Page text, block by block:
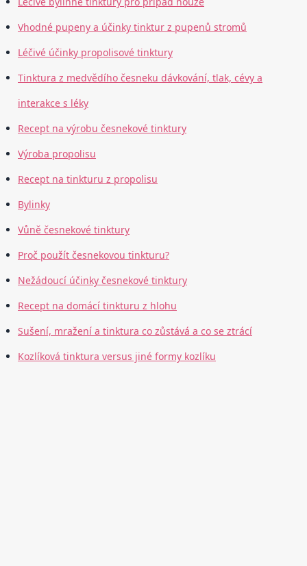
Vhodné pupeny a účinky tinktur z pupenů stromů
Léčivé účinky propolisové tinktury
Tinktura z medvědího česneku dávkování, tlak, cévy a
interakce s léky
Recept na výrobu česnekové tinktury
Výroba propolisu
Recept na tinkturu z propolisu
Bylinky
Vůně česnekové tinktury
Proč použít česnekovou tinkturu?
Nežádoucí účinky česnekové tinktury
Recept na domácí tinkturu z hlohu
Sušení, mražení a tinktura co zůstává a co se ztrácí
Kozlíková tinktura versus jiné formy kozlíku